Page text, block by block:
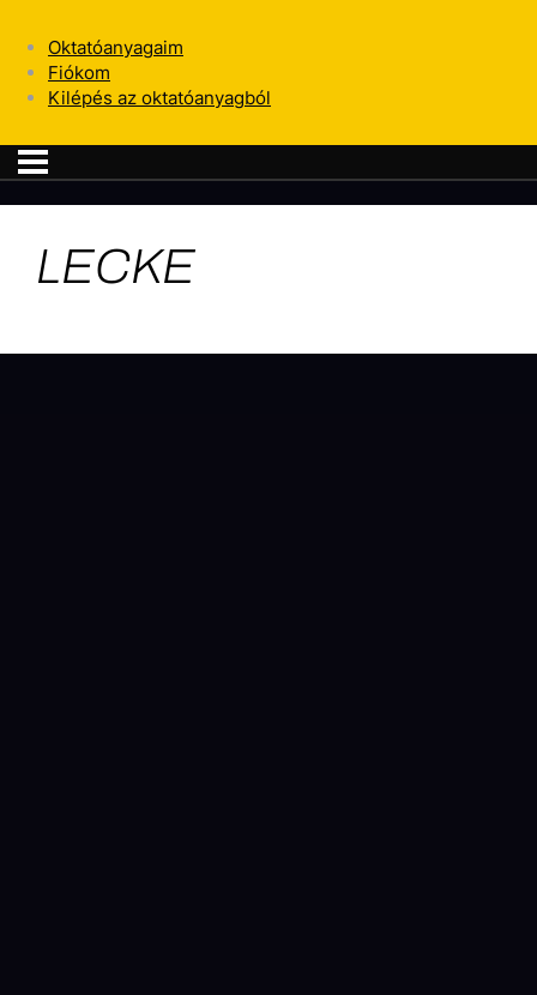
Oktatóanyagaim
Fiókom
Kilépés az oktatóanyagból
LECKE